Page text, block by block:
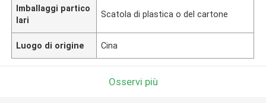
Imballaggi partico
lari
Scatola di plastica o del cartone
Luogo di origine Cina
Osservi più